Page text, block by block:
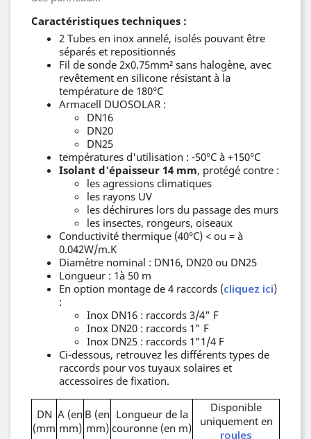
Caractéristiques techniques :
2 Tubes en inox annelé, isolés pouvant être
séparés et repositionnés
Fil de sonde 2x0.75mm² sans halogène, avec
revêtement en silicone résistant à la
température de 180°C
Armacell DUOSOLAR :
DN16
DN20
DN25
températures d'utilisation : -50°C à +150°C
Isolant d'épaisseur 14 mm, protégé contre :
les agressions climatiques
les rayons UV
les déchirures lors du passage des murs
les insectes, rongeurs, oiseaux
Conductivité thermique (40°C) < ou = à
0.042W/m.K
Diamètre nominal : DN16, DN20 ou DN25
Longueur : 1à 50 m
En option montage de 4 raccords (cliquez ici)
:
Inox DN16 : raccords 3/4" F
Inox DN20 : raccords 1" F
Inox DN25 : raccords 1"1/4 F
Ci-dessous, retrouvez les différents types de
raccords pour vos tuyaux solaires et
accessoires de fixation.
DN
(mm
A (en
mm)
B (en
mm)
Longueur de la
couronne (en m)
Disponible
uniquement en
roules